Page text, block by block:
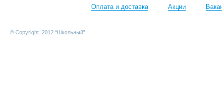
Оплата и доставка Акции
© Copyright. 2012 “Школьный”